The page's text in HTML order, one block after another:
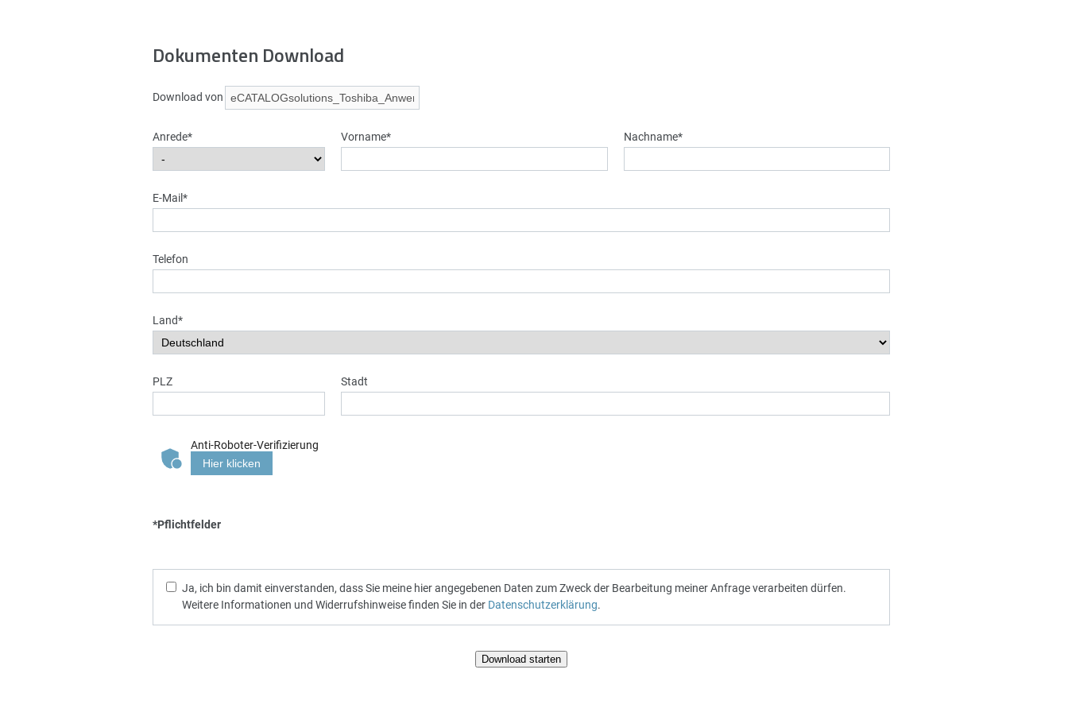
Dokumenten Download
Download von
Anrede* Vorname* Nachname*
E-Mail*
Telefon
Land*
PLZ Stadt
Anti-Roboter-Verifizierung
Hier klicken
*Pflichtfelder
Ja, ich bin damit einverstanden, dass Sie meine hier angegebenen Daten zum Zweck der Bearbeitung meiner Anfrage verarbeiten dürfen.
Weitere Informationen und Widerrufshinweise finden Sie in der Datenschutzerklärung.
Download starten